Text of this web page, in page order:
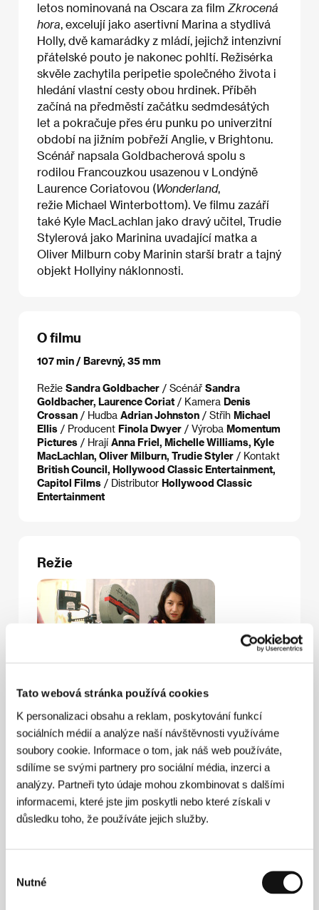
Tato webová stránka používá cookies
K personalizaci obsahu a reklam, poskytování funkcí
sociálních médií a analýze naší návštěvnosti využíváme
soubory cookie. Informace o tom, jak náš web používáte,
sdílíme se svými partnery pro sociální média, inzerci a
analýzy. Partneři tyto údaje mohou zkombinovat s dalšími
informacemi, které jste jim poskytli nebo které získali v
důsledku toho, že používáte jejich služby.
souhlasu
Nutné
letos nominovaná na Oscara za film Zkrocená
hora, excelují jako asertivní Marina a stydlivá
Holly, dvě kamarádky z mládí, jejichž intenzivní
přátelské pouto je nakonec pohltí. Režisérka
skvěle zachytila peripetie společného života i
hledání vlastní cesty obou hrdinek. Příběh
začíná na předměstí začátku sedmdesátých
let a pokračuje přes éru punku po univerzitní
období na jižním pobřeží Anglie, v Brightonu.
Scénář napsala Goldbacherová spolu s
rodilou Francouzkou usazenou v Londýně
Laurence Coriatovou (Wonderland,
režie Michael Winterbottom). Ve filmu zazáří
také Kyle MacLachlan jako dravý učitel, Trudie
Stylerová jako Marinina uvadající matka a
Oliver Milburn coby Marinin starší bratr a tajný
objekt Hollyiny náklonnosti.
O filmu
107 min / Barevný, 35 mm
Režie Sandra Goldbacher / Scénář Sandra
Goldbacher, Laurence Coriat / Kamera Denis
Crossan / Hudba Adrian Johnston / Střih Michael
Ellis / Producent Finola Dwyer / Výroba Momentum
Pictures / Hrají Anna Friel, Michelle Williams, Kyle
MacLachlan, Oliver Milburn, Trudie Styler / Kontakt
British Council, Hollywood Classic Entertainment,
Capitol Films / Distributor Hollywood Classic
Entertainment
Režie
(1961, Londýn) studovala
francouzskou literaturu na Brighton University a poté
absolvovala roční kurz filmu a videa na Middlesex
University. Začínala televizními dokumenty, pro BBC
natočila například sérii snímků o architektuřeBuilding
Sights
. Režírovala řadu reklam pro společnosti
Absolut, Evian a Philips. V roce 1994 natočila dva
krátké filmy:Seventeen, v hlavní roli s Rachel
Jonathanem Rhys Meyersem, získal zvláštní cenu za
debut na MFF Karlovy Vary a také Cenu Alfreda